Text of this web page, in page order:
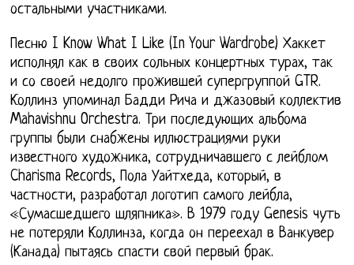
остальными участниками.
Песню I Know What I Like (In Your Wardrobe) Хаккет
исполнял как в своих сольных концертных турах, так
и со своей недолго прожившей супергруппой GTR.
Коллинз упоминал Бадди Рича и джазовый коллектив
Mahavishnu Orchestra. Три последующих альбома
группы были снабжены иллюстрациями руки
известного художника, сотрудничавшего с лейблом
Charisma Records, Пола Уайтхеда, который, в
частности, разработал логотип самого лейбла,
«Сумасшедшего шляпника». В 1979 году Genesis чуть
не потеряли Коллинза, когда он переехал в Ванкувер
(Канада) пытаясь спасти свой первый брак.